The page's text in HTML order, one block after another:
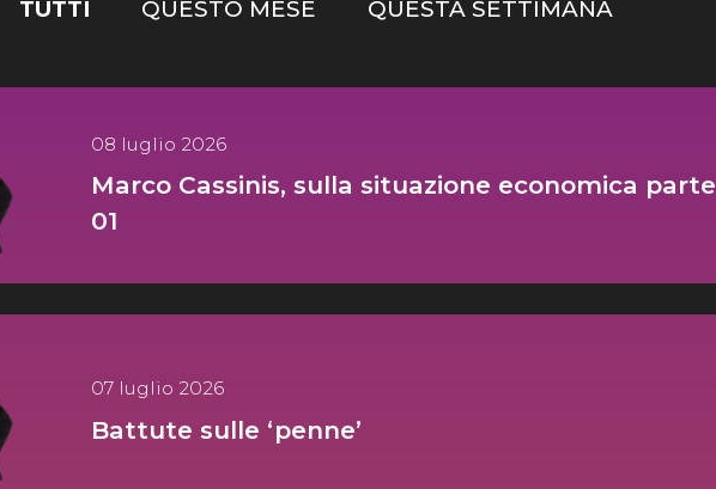
TUTTI QUESTO MESE QUESTA SETTIMANA
08 luglio 2026
Marco Cassinis, sulla situazione economica parte
01
07 luglio 2026
Battute sulle ‘penne’